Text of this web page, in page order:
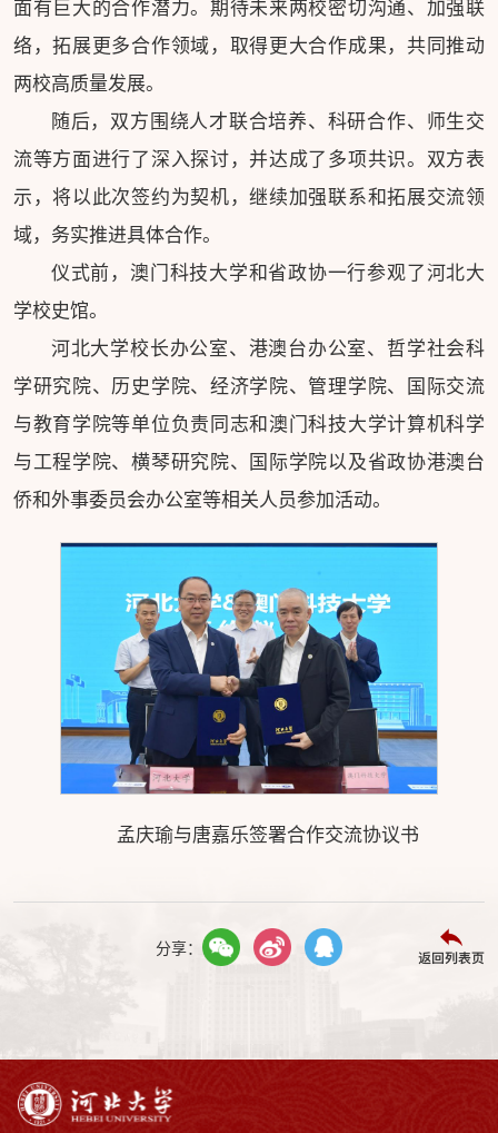
面有巨大的合作潜力。期待未来两校密切沟通、加强联
络，拓展更多合作领域，取得更大合作成果，共同推动
两校高质量发展。
随后，双方围绕人才联合培养、科研合作、师生交
流等方面进行了深入探讨，并达成了多项共识。双方表
示，将以此次签约为契机，继续加强联系和拓展交流领
域，务实推进具体合作。
仪式前，澳门科技大学和省政协一行参观了河北大
学校史馆。
河北大学校长办公室、港澳台办公室、哲学社会科
学研究院、历史学院、经济学院、管理学院、国际交流
与教育学院等单位负责同志和澳门科技大学计算机科学
与工程学院、横琴研究院、国际学院以及省政协港澳台
侨和外事委员会办公室等相关人员参加活动。
孟庆瑜与唐嘉乐签署合作交流协议书
分享： 返回列表页